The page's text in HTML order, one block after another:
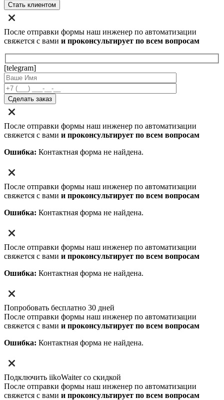
После отправки формы наш инженер по автоматизации
свяжется с вами и проконсультирует по всем вопросам
[telegram]
После отправки формы наш инженер по автоматизации
свяжется с вами и проконсультирует по всем вопросам
Ошибка: Контактная форма не найдена.
После отправки формы наш инженер по автоматизации
свяжется с вами и проконсультирует по всем вопросам
Ошибка: Контактная форма не найдена.
После отправки формы наш инженер по автоматизации
свяжется с вами и проконсультирует по всем вопросам
Ошибка: Контактная форма не найдена.
Попробовать бесплатно 30 дней
После отправки формы наш инженер по автоматизации
свяжется с вами и проконсультирует по всем вопросам
Ошибка: Контактная форма не найдена.
Подключить iikoWaiter со скидкой
После отправки формы наш инженер по автоматизации
свяжется с вами и проконсультирует по всем вопросам